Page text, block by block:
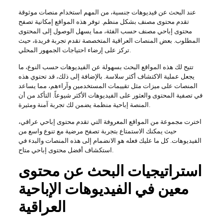
عند البحث عن فيديوهات جنسية، من المهم استخدام منصات موثوقة
تقدم محتوى مصنف بشكل منظم. توفر هذه المواقع إمكانية تصفح
محتوى إباحي مصنف حسب الفئة، مما يسهل الوصول إلى المحتوى
المطلوب. بعض المنصات العراقية المتخصصة تقدم تجربة فريدة، حيث
تركز على إرضاء احتياجات الجمهور المحلي.
تتيح لك هذه المواقع البحث بسهولة عن الفيديوهات حسب النوع، ما
يجعل عملية الاكتشاف أكثر سلاسة. بالإضافة إلى ذلك، قد تحتوي هذه
المنصات على ميزات مثل تقييمات المستخدمين وآراءهم، مما يساعد
في تصفية المحتوى والعثور على الفيديوهات الأكثر شيوعاً. التأكد من أن
المنصة إباحية منظمة يضمن لك تجربة آمنة ومثيرة.
اخترت مجموعة من المواقع المعروفة التي تقدم محتوى إباحي عراقي،
حيث يمكنك الاستمتاع بتجربة تصفح مرضية مع تنوع واسع من
الفيديوهات. كل ما عليك فعله هو الانضمام إلى هذه المنصات والبدء في
استكشاف أفضل محتوى إباحي متاح.
استراتيجيات البحث عن محتوى
معين في الفيديوهات الإباحية
العراقية